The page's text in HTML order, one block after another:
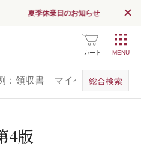
夏季休業日のお知らせ
カート
4版